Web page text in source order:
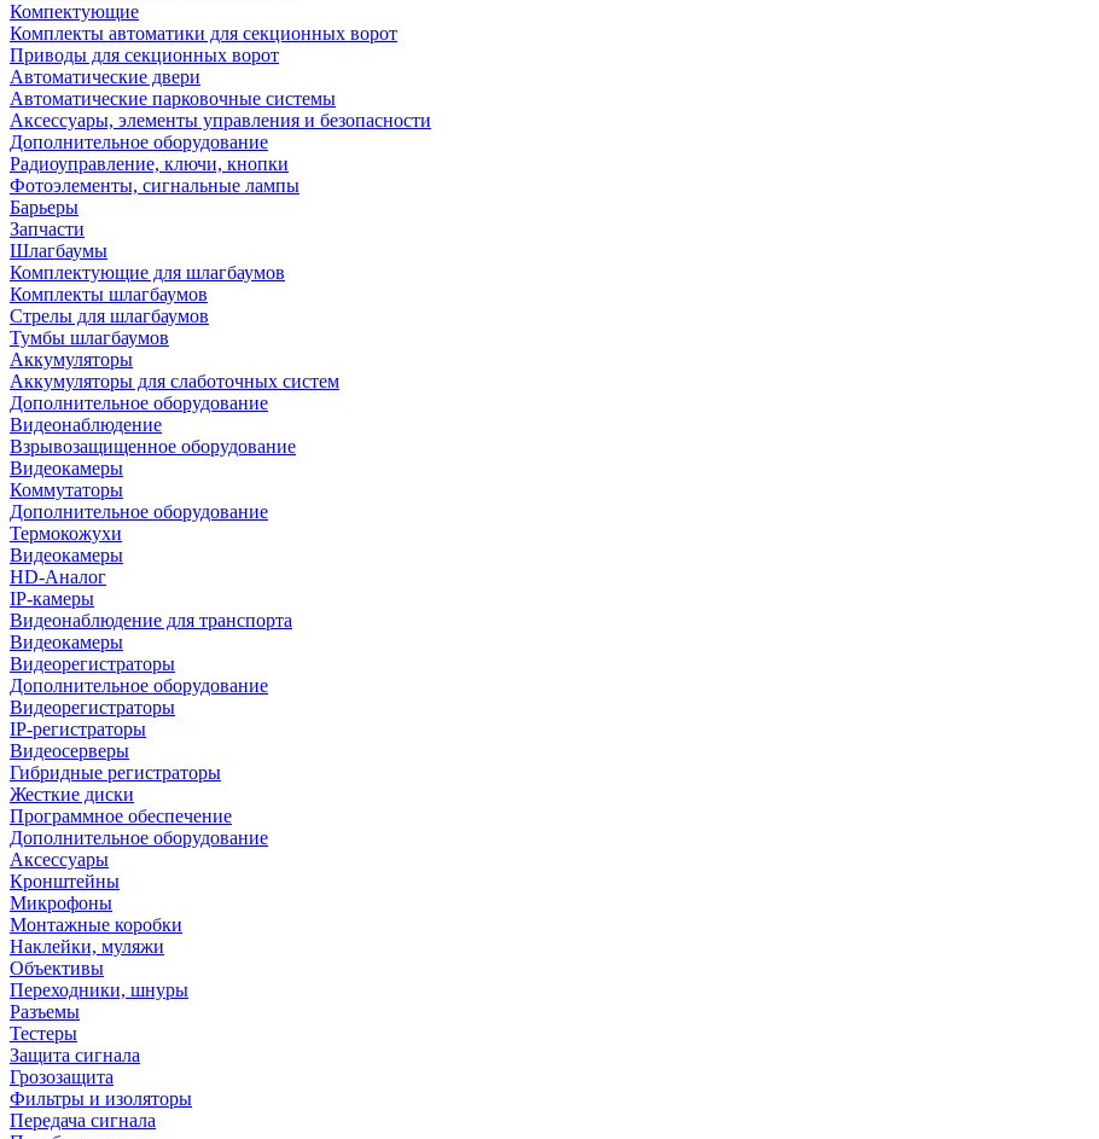
Компектующие
Комплекты автоматики для секционных ворот
Приводы для секционных ворот
Автоматические двери
Автоматические парковочные системы
Аксессуары, элементы управления и безопасности
Дополнительное оборудование
Радиоуправление, ключи, кнопки
Фотоэлементы, сигнальные лампы
Барьеры
Запчасти
Шлагбаумы
Комплектующие для шлагбаумов
Комплекты шлагбаумов
Стрелы для шлагбаумов
Тумбы шлагбаумов
Аккумуляторы
Аккумуляторы для слаботочных систем
Дополнительное оборудование
Видеонаблюдение
Взрывозащищенное оборудование
Видеокамеры
Коммутаторы
Дополнительное оборудование
Термокожухи
Видеокамеры
HD-Аналог
IP-камеры
Видеонаблюдение для транспорта
Видеокамеры
Видеорегистраторы
Дополнительное оборудование
Видеорегистраторы
IP-регистраторы
Видеосерверы
Гибридные регистраторы
Жесткие диски
Программное обеспечение
Дополнительное оборудование
Аксессуары
Кронштейны
Микрофоны
Монтажные коробки
Наклейки, муляжи
Объективы
Переходники, шнуры
Разъемы
Тестеры
Защита сигнала
Грозозащита
Фильтры и изоляторы
Передача сигнала